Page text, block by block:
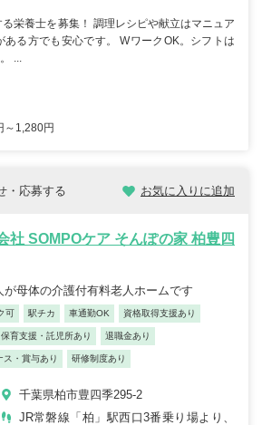
栄養士を募集！ 調理レシピや献立はマニュア
ある方でも安心です。 WワークOK。シフトは
...
～1,280円
・応募する お気に入りに追加
社 SOMPOケア そんぽの家 柏豊四
母体の介護付有料老人ホームです
可 駅チカ 車通勤OK 資格取得支援あり
保育支援・託児所あり 退職金あり
ス・賞与あり 研修制度あり
千葉県柏市豊四季295-2
JR常磐線「柏」駅西口3番乗り場より、